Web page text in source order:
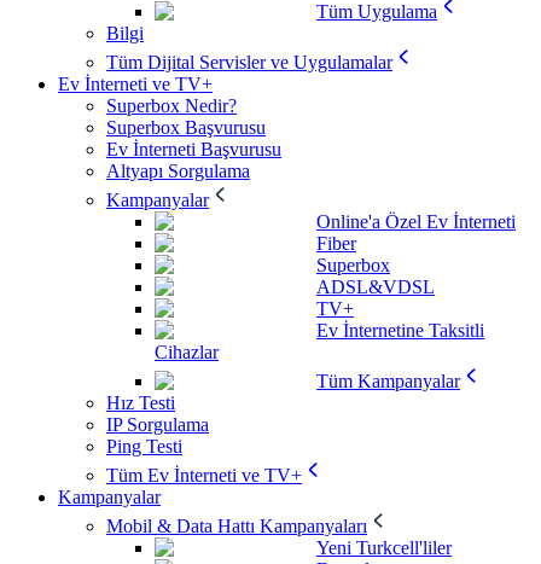
Tüm Uygulama
Bilgi
Tüm Dijital Servisler ve Uygulamalar
Ev İnterneti ve TV+
Superbox Nedir?
Superbox Başvurusu
Ev İnterneti Başvurusu
Altyapı Sorgulama
Kampanyalar
Online'a Özel Ev İnterneti
Fiber
Superbox
ADSL&VDSL
TV+
Ev İnternetine Taksitli
Cihazlar
Tüm Kampanyalar
Hız Testi
IP Sorgulama
Ping Testi
Tüm Ev İnterneti ve TV+
Kampanyalar
Mobil & Data Hattı Kampanyaları
Yeni Turkcell'liler